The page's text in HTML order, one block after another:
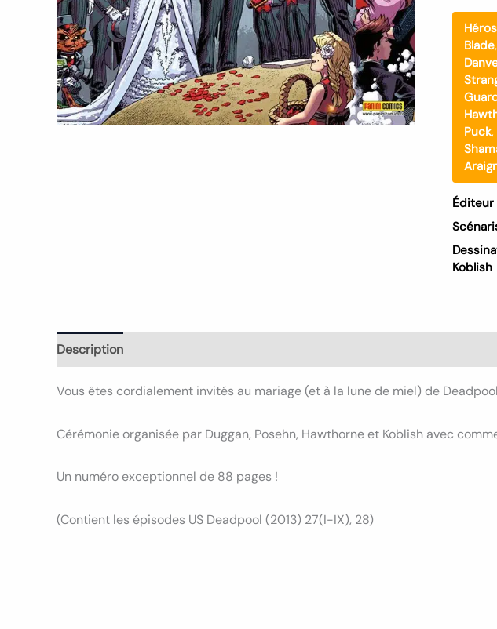
Blade,
Puck,
Éditeur
Koblish
Description
Vous êtes cordialement invités au mariage (et à la lune de miel) de
Cérémonie organisée par Duggan, Posehn, Hawthorne et Koblish avec
Un numéro exceptionnel de 88 pages !
(Contient les épisodes US Deadpool (2013) 27(I-IX), 28)